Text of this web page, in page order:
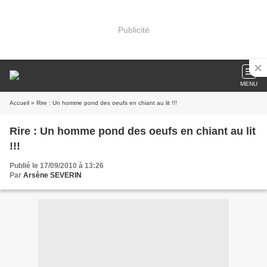
Publicité
MENU
Accueil » Rire : Un homme pond des oeufs en chiant au lit !!!
Rire : Un homme pond des oeufs en chiant au lit
!!!
Publié le 17/09/2010 à 13:26
Par Arsène SEVERIN